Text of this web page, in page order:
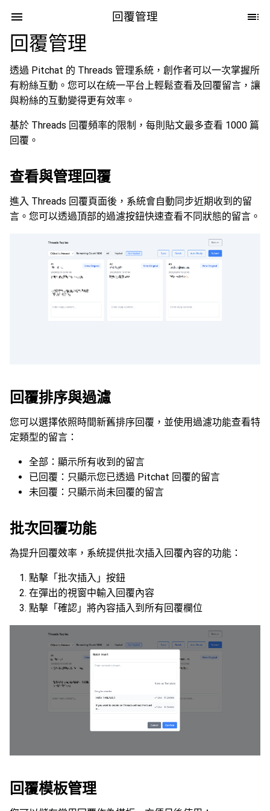
回覆管理
回覆管理
透過 Pitchat 的 Threads 管理系統，創作者可以一次掌握所
有粉絲互動。您可以在統一平台上輕鬆查看及回覆留言，讓
與粉絲的互動變得更有效率。
基於 Threads 回覆頻率的限制，每則貼文最多查看 1000 篇
回覆。
查看與管理回覆
進入 Threads 回覆頁面後，系統會自動同步近期收到的留
言。您可以透過頂部的過濾按鈕快速查看不同狀態的留言。
回覆排序與過濾
您可以選擇依照時間新舊排序回覆，並使用過濾功能查看特
定類型的留言：
全部：顯示所有收到的留言
已回覆：只顯示您已透過 Pitchat 回覆的留言
未回覆：只顯示尚未回覆的留言
批次回覆功能
為提升回覆效率，系統提供批次插入回覆內容的功能：
點擊「批次插入」按鈕
在彈出的視窗中輸入回覆內容
點擊「確認」將內容插入到所有回覆欄位
回覆模板管理